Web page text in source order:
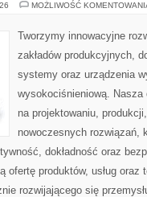
MOŻLIWOŚĆ
Tworzymy innowacyjne
zakładów produkcyjnych,
systemy oraz urządzenia
wysokociśnieniową. Nasza
na projektowaniu,
nowoczesnych rozwiązań,
dokładność oraz
ofertę produktów, usług oraz
rozwijającego się